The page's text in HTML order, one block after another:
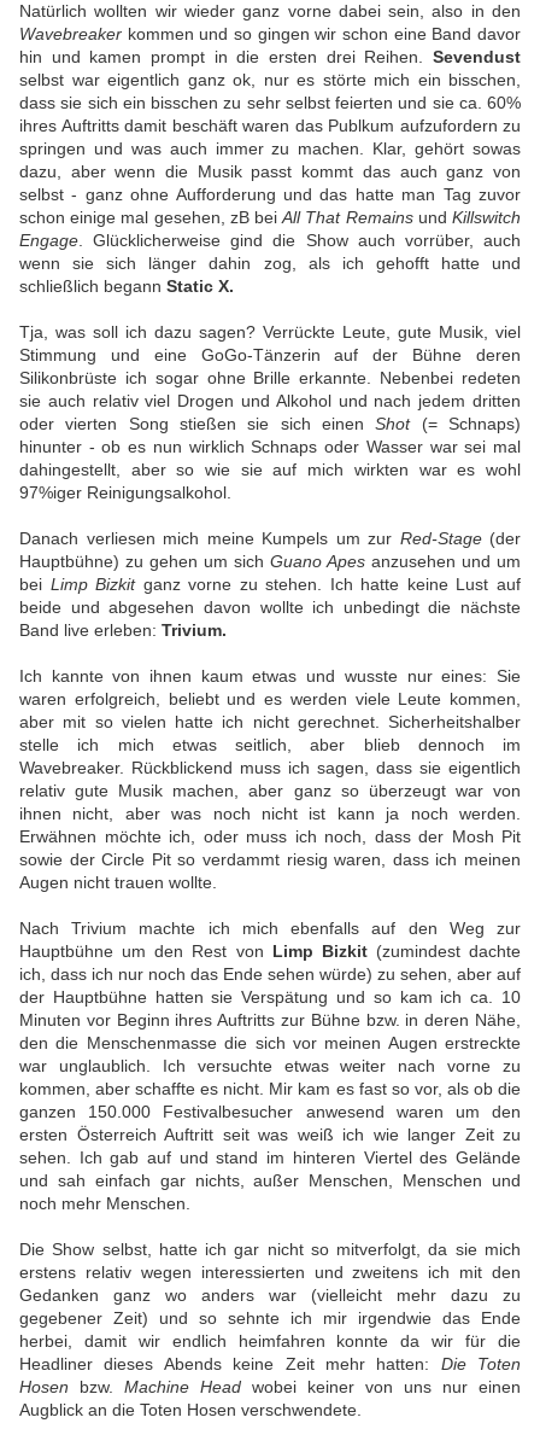
Natürlich wollten wir wieder ganz vorne dabei sein, also in den
Wavebreaker kommen und so gingen wir schon eine Band davor
hin und kamen prompt in die ersten drei Reihen. Sevendust
selbst war eigentlich ganz ok, nur es störte mich ein bisschen,
dass sie sich ein bisschen zu sehr selbst feierten und sie ca. 60%
ihres Auftritts damit beschäft waren das Publkum aufzufordern zu
springen und was auch immer zu machen. Klar, gehört sowas
dazu, aber wenn die Musik passt kommt das auch ganz von
selbst - ganz ohne Aufforderung und das hatte man Tag zuvor
schon einige mal gesehen, zB beiAll That RemainsundKillswitch
Engage . Glücklicherweise gind die Show auch vorrüber, auch
wenn sie sich länger dahin zog, als ich gehofft hatte und
schließlich begann Static X.
Tja, was soll ich dazu sagen? Verrückte Leute, gute Musik, viel
Stimmung und eine GoGo-Tänzerin auf der Bühne deren
Silikonbrüste ich sogar ohne Brille erkannte. Nebenbei redeten
sie auch relativ viel Drogen und Alkohol und nach jedem dritten
oder vierten Song stießen sie sich einenShot(= Schnaps)
hinunter - ob es nun wirklich Schnaps oder Wasser war sei mal
dahingestellt, aber so wie sie auf mich wirkten war es wohl
97%iger Reinigungsalkohol.
Danach verliesen mich meine Kumpels um zur Red-Stage(der
Hauptbühne) zu gehen um sich Guano Apes anzusehen und um
bei Limp Bizkitganz vorne zu stehen. Ich hatte keine Lust auf
beide und abgesehen davon wollte ich unbedingt die nächste
Band live erleben: Trivium.
Ich kannte von ihnen kaum etwas und wusste nur eines: Sie
waren erfolgreich, beliebt und es werden viele Leute kommen,
aber mit so vielen hatte ich nicht gerechnet. Sicherheitshalber
stelle ich mich etwas seitlich, aber blieb dennoch im
Wavebreaker. Rückblickend muss ich sagen, dass sie eigentlich
relativ gute Musik machen, aber ganz so überzeugt war von
ihnen nicht, aber was noch nicht ist kann ja noch werden.
Erwähnen möchte ich, oder muss ich noch, dass der Mosh Pit
sowie der Circle Pit so verdammt riesig waren, dass ich meinen
Augen nicht trauen wollte.
Nach Trivium machte ich mich ebenfalls auf den Weg zur
Hauptbühne um den Rest von Limp Bizkit(zumindest dachte
ich, dass ich nur noch das Ende sehen würde) zu sehen, aber auf
der Hauptbühne hatten sie Verspätung und so kam ich ca. 10
Minuten vor Beginn ihres Auftritts zur Bühne bzw. in deren Nähe,
den die Menschenmasse die sich vor meinen Augen erstreckte
war unglaublich. Ich versuchte etwas weiter nach vorne zu
kommen, aber schaffte es nicht. Mir kam es fast so vor, als ob die
ganzen 150.000 Festivalbesucher anwesend waren um den
ersten Österreich Auftritt seit was weiß ich wie langer Zeit zu
sehen. Ich gab auf und stand im hinteren Viertel des Gelände
und sah einfach gar nichts, außer Menschen, Menschen und
noch mehr Menschen.
Die Show selbst, hatte ich gar nicht so mitverfolgt, da sie mich
erstens relativ wegen interessierten und zweitens ich mit den
Gedanken ganz wo anders war (vielleicht mehr dazu zu
gegebener Zeit) und so sehnte ich mir irgendwie das Ende
herbei, damit wir endlich heimfahren konnte da wir für die
Headliner dieses Abends keine Zeit mehr hatten: Die Toten
Hosen bzw. Machine Head wobei keiner von uns nur einen
Augblick an die Toten Hosen verschwendete.